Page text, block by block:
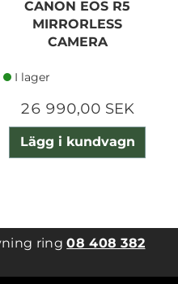
CANON EOS R5
MIRRORLESS
CAMERA
I lager
26 990,00 SEK
Lägg i kundvagn
ring08 408 382